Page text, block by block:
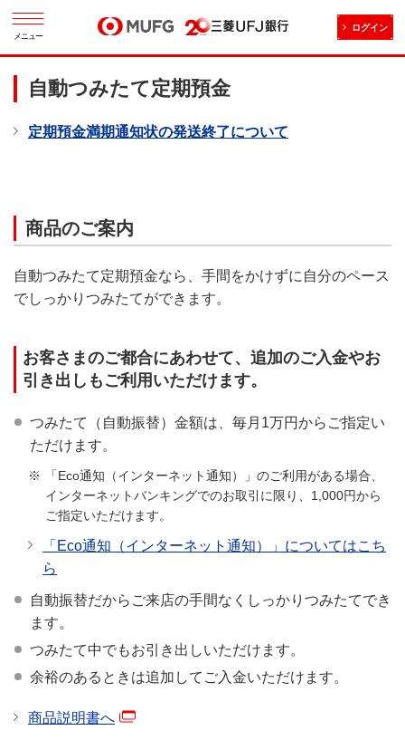
メニュー
ログイン
自動つみたて定期預金
定期預金満期通知状の発送終了について
商品のご案内
自動つみたて定期預金なら、手間をかけずに自分のペース
でしっかりつみたてができます。
お客さまのご都合にあわせて、追加のご入金やお
引き出しもご利用いただけます。
つみたて（自動振替）金額は、毎月1万円からご指定い
ただけます。
「Eco通知（インターネット通知）」のご利用がある場合、
インターネットバンキングでのお取引に限り、1,000円から
ご指定いただけます。
「Eco通知（インターネット通知）」についてはこち
ら
自動振替だからご来店の手間なくしっかりつみたてでき
ます。
つみたて中でもお引き出しいただけます。
余裕のあるときは追加してご入金いただけます。
商品説明書へ